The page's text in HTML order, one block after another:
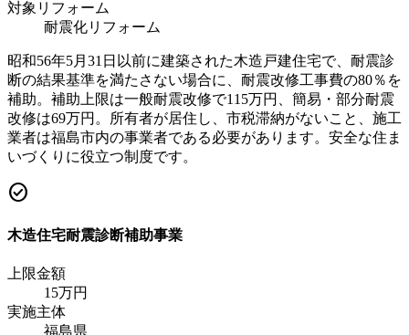
対象リフォーム
耐震化リフォーム
昭和56年5月31日以前に建築された木造戸建住宅で、耐震診
断の結果基準を満たさない場合に、耐震改修工事費の80％を
補助。補助上限は一般耐震改修で115万円、簡易・部分耐震
改修は69万円。所有者が居住し、市税滞納がないこと、施工
業者は福島市内の事業者である必要があります。安全な住ま
いづくりに役立つ制度です。
check_circle
木造住宅耐震診断補助事業
上限金額
15万円
実施主体
福島県